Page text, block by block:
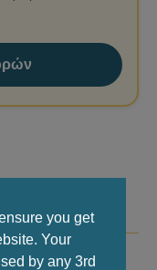
you get
Your
by any 3rd